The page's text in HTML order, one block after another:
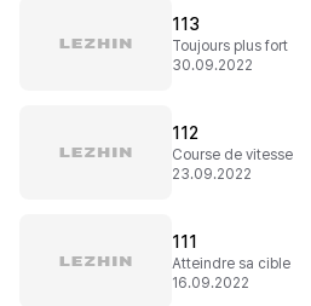
113
Toujours plus fort
30.09.2022
112
Course de vitesse
23.09.2022
111
Atteindre sa cible
16.09.2022